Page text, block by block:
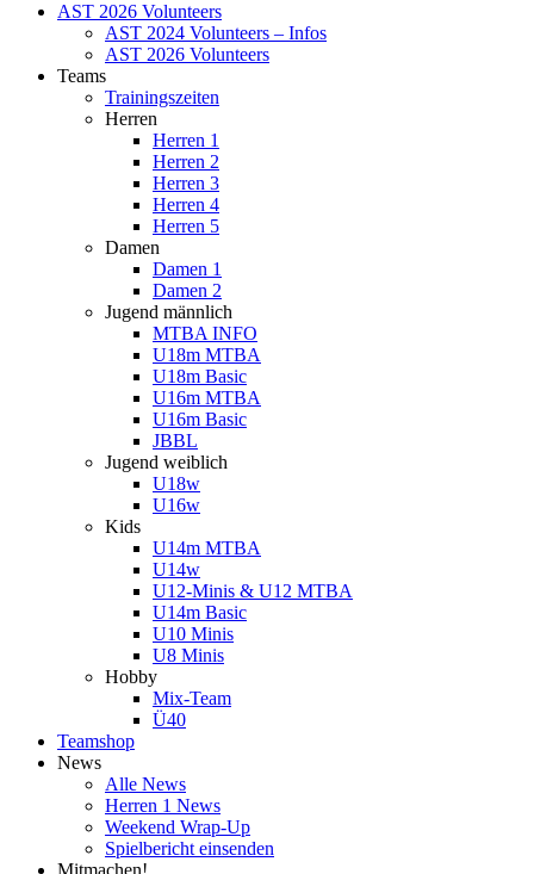
AST 2026 Volunteers
AST 2024 Volunteers – Infos
AST 2026 Volunteers
Teams
Trainingszeiten
Herren
Herren 1
Herren 2
Herren 3
Herren 4
Herren 5
Damen
Damen 1
Damen 2
Jugend männlich
MTBA INFO
U18m MTBA
U18m Basic
U16m MTBA
U16m Basic
JBBL
Jugend weiblich
U18w
U16w
Kids
U14m MTBA
U14w
U12-Minis & U12 MTBA
U14m Basic
U10 Minis
U8 Minis
Hobby
Mix-Team
Ü40
Teamshop
News
Alle News
Herren 1 News
Weekend Wrap-Up
Spielbericht einsenden
Mitmachen!